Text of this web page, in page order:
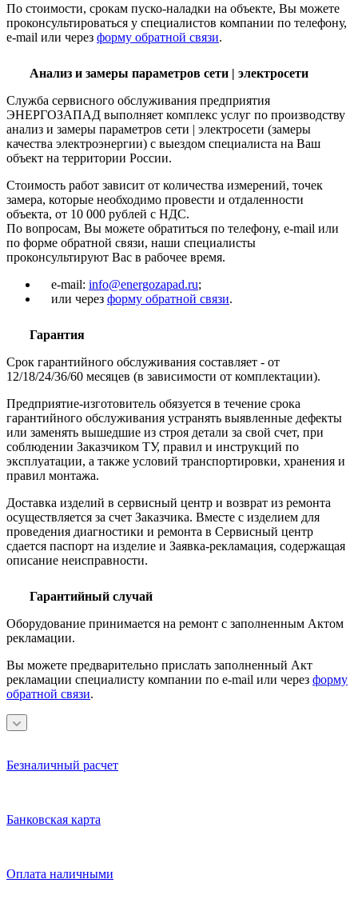
По стоимости, срокам пуско-наладки на объекте, Вы можете
проконсультироваться у специалистов компании по телефону,
e-mail или через форму обратной связи.
Анализ и замеры параметров сети | электросети
Служба сервисного обслуживания предприятия
ЭНЕРГОЗАПАД выполняет комплекс услуг по производству
анализ и замеры параметров сети | электросети (замеры
качества электроэнергии) с выездом специалиста на Ваш
объект на территории России.
Стоимость работ зависит от количества измерений, точек
замера, которые необходимо провести и отдаленности
объекта, от 10 000 рублей с НДС.
По вопросам, Вы можете обратиться по телефону, e-mail или
по форме обратной связи, наши специалисты
проконсультируют Вас в рабочее время.
e-mail: info@energozapad.ru;
или через форму обратной связи.
Гарантия
Срок гарантийного обслуживания составляет - от
12/18/24/36/60 месяцев (в зависимости от комплектации).
Предприятие-изготовитель обязуется в течение срока
гарантийного обслуживания устранять выявленные дефекты
или заменять вышедшие из строя детали за свой счет, при
соблюдении Заказчиком ТУ, правил и инструкций по
эксплуатации, а также условий транспортировки, хранения и
правил монтажа.
Доставка изделий в сервисный центр и возврат из ремонта
осуществляется за счет Заказчика. Вместе с изделием для
проведения диагностики и ремонта в Сервисный центр
сдается паспорт на изделие и Заявка-рекламация, содержащая
описание неисправности.
Гарантийный случай
Оборудование принимается на ремонт с заполненным Актом
рекламации.
Вы можете предварительно прислать заполненный Акт
рекламации специалисту компании по e-mail или через форму
обратной связи.
Безналичный расчет
Банковская карта
Оплата наличными